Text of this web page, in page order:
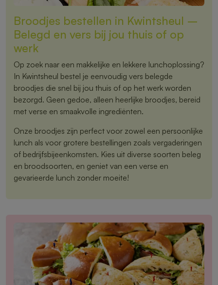
Broodjes bestellen in Kwintsheul –
Belegd en vers bij jou thuis of op
werk
Op zoek naar een makkelijke en lekkere lunchoplossing?
In Kwintsheul bestel je eenvoudig vers belegde
broodjes die snel bij jou thuis of op het werk worden
bezorgd. Geen gedoe, alleen heerlijke broodjes, bereid
met verse en smaakvolle ingrediënten.
Onze broodjes zijn perfect voor zowel een persoonlijke
lunch als voor grotere bestellingen zoals vergaderingen
of bedrijfsbijeenkomsten. Kies uit diverse soorten beleg
en broodsoorten, en geniet van een verse en
gevarieerde lunch zonder moeite!